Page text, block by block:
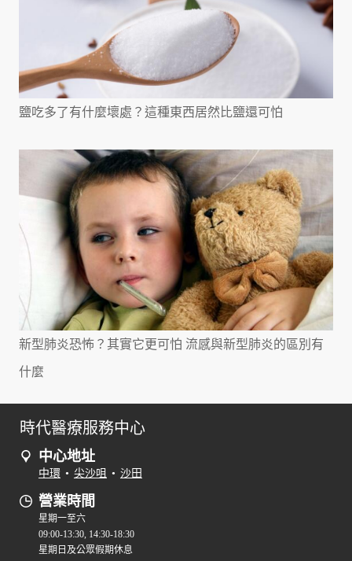
鹽吃多了有什麼壞處？這種東西居然比鹽還可怕
新型肺炎恐怖？其實它更可怕 流感與新型肺炎的區別有
什麼
時代醫療服務中心
中心地址
中環 • 尖沙咀 • 沙田
營業時間
星期一至六
09:00-13:30, 14:30-18:30
星期日及公眾假期休息